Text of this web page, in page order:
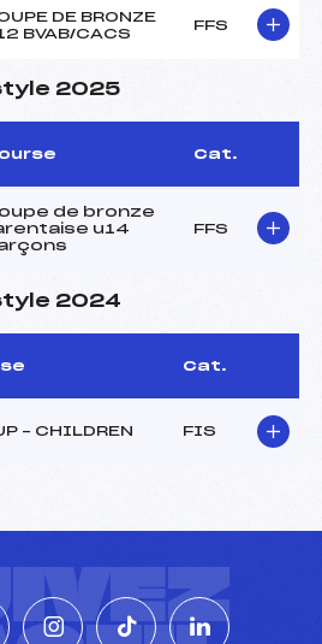
DE BRONZE
BVAB/CACS
FFS
2025
Cat.
de bronze
u14
FFS
2024
Cat.
– CHILDREN FIS